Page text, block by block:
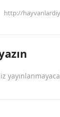
http://